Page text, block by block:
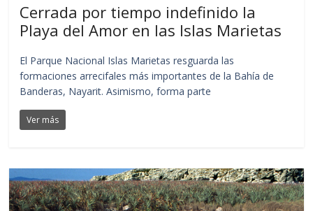
Cerrada por tiempo indefinido la
Playa del Amor en las Islas Marietas
El Parque Nacional Islas Marietas resguarda las
formaciones arrecifales más importantes de la Bahía de
Banderas, Nayarit. Asimismo, forma parte
Ver más